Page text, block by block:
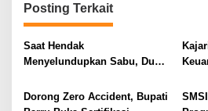
g
a
s
p
Posting Terkait
Saat Hendak
Menyelundupkan Sabu, Dua
Dorong Zero Accident, Bupati